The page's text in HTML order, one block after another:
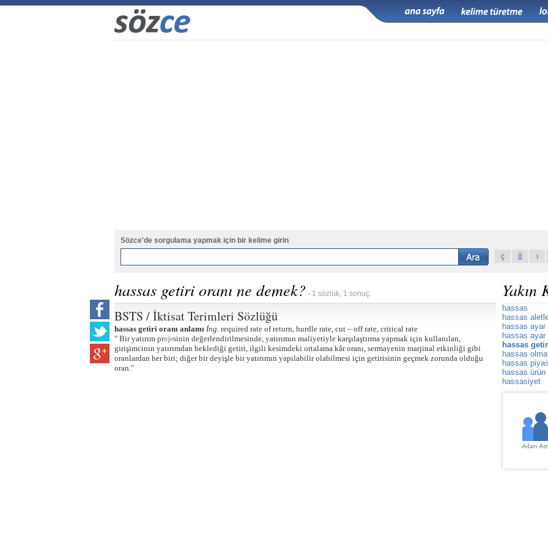
Sözce'de sorgulama yapmak için bir kelime girin
ç
ğ ı
hassas getiri oranı ne demek? - 1 sözlük, 1 sonuç.
BSTS / İktisat Terimleri Sözlüğü
hassas getiri oranı anlamı İng. required rate of return, hurdle rate, cut – off rate, critical rate
" Bir yatırım projesinin değerlendirilmesinde, yatırımın maliyetiyle karşılaştırma yapmak için kullanılan,
girişimcinin yatırımdan beklediği getiri, ilgili kesimdeki ortalama kâr oranı, sermayenin marjinal etkinliği gibi
oranlardan her biri; diğer bir deyişle bir yatırımın yapılabilir olabilmesi için getirisinin geçmek zorunda olduğu
oran."
Yakın
hassas
hassas
hassas ayar
hassas ayar
hassas
hassas
hassas
hassas ürün
hassasiyet